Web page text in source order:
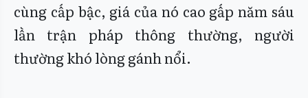
cùng cấp bậc, giá của nó cao gấp năm sáu
lần trận pháp thông thường, người
thường khó lòng gánh nổi.